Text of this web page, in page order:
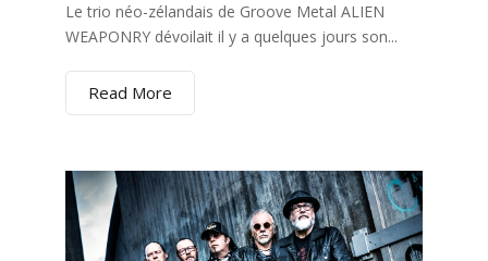
Le trio néo-zélandais de Groove Metal ALIEN
WEAPONRY dévoilait il y a quelques jours son...
Read More